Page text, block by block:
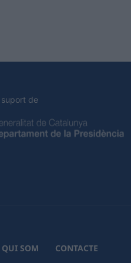
de
QUI SOM CONTACTE